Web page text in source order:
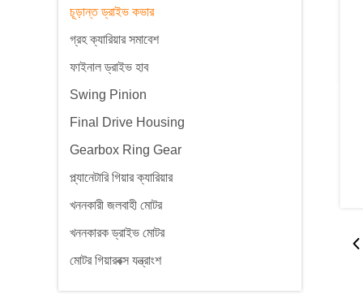
চূড়ান্ত ড্রাইভ কভার
গ্রহ ক্যারিয়ার সমাবেশ
ফাইনাল ড্রাইভ হাব
Swing Pinion
Final Drive Housing
Gearbox Ring Gear
প্ল্যানেটারি গিয়ার ক্যারিয়ার
খননকারী জলবাহী মোটর
খননকারক ড্রাইভ মোটর
মোটর গিয়ারবক্স যন্ত্রাংশ